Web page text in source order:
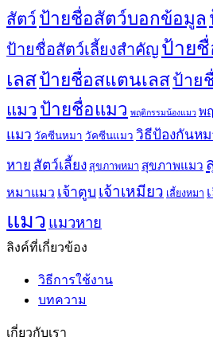
สัตว์ ป้ายชื่อสัตว์บอกข้อมูล
ป้ายชื่อสัตว์เลี้ยงสำคัญ ป้าย
เลสป้ายชื่อสแตนเลสป้าย
แมว ป้ายชื่อแมว พฤติกรรมน้องแมว พ
แมว วัคซีนหมา วัคซีนแมว วิธีป้องกันห
หาย สัตว์เลี้ยง สุขภาพหมา สุขภาพแมว
หมาแมว เจ้าตูบ เจ้าเหมียว เลี้ยงหมา
แมว แมวหาย
ลิงค์ที่เกี่ยวข้อง
วิธีการใช้งาน
บทความ
เกี่ยวกับเรา